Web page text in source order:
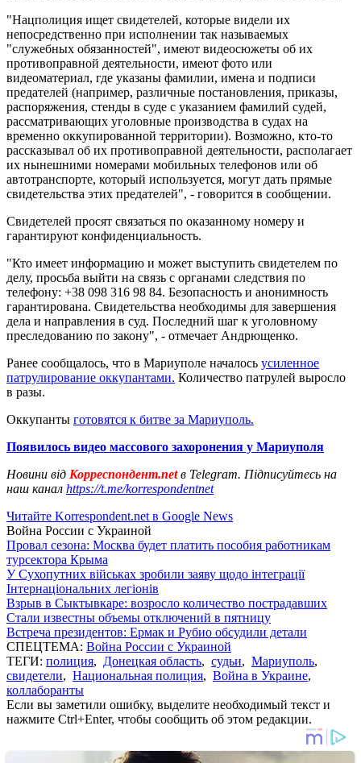
"Нацполиция ищет свидетелей, которые видели их
непосредственно при исполнении так называемых
"служебных обязанностей", имеют видеосюжеты об их
противоправной деятельности, имеют фото или
видеоматериал, где указаны фамилии, имена и подписи
предателей (например, различные постановления, приказы,
распоряжения, стенды в суде с указанием фамилий судей,
рассматривающих уголовные производства в судах на
временно оккупированной территории). Возможно, кто-то
рассказывал об их противоправной деятельности, располагает
их нынешними номерами мобильных телефонов или об
автотранспорте, который используется, могут дать прямые
свидетельства этих предателей", - говорится в сообщении.
Свидетелей просят связаться по оказанному номеру и
гарантируют конфиденциальность.
"Кто имеет информацию и может выступить свидетелем по
делу, просьба выйти на связь с органами следствия по
телефону: +38 098 316 98 84. Безопасность и анонимность
гарантирована. Свидетельства необходимы для завершения
дела и направления в суд. Последний шаг к уголовному
преследованию по закону", - отмечает Андрющенко.
Ранее сообщалось, что в Мариуполе началось усиленное
патрулирование оккупантами. Количество патрулей выросло
в разы.
Оккупанты готовятся к битве за Мариуполь.
Появилось видео массового захоронения у Мариуполя
Новини від Корреспондент.netв Telegram. Підписуйтесь на
наш канал https://t.me/korrespondentnet
Читайте Korrespondent.net в Google News
Война России с Украиной
Провал сезона: Москва будет платить пособия работникам
турсектора Крыма
У Сухопутних військах зробили заяву щодо інтеграції
Інтернаціональних легіонів
Взрыв в Сыктывкаре: возросло количество пострадавших
Стали известны объемы отключений в пятницу
Встреча президентов: Ермак и Рубио обсудили детали
СПЕЦТЕМА: Война России с Украиной
ТЕГИ: полиция, Донецкая область, судьи, Мариуполь,
свидетели, Национальная полиция, Война в Украине,
коллаборанты
Если вы заметили ошибку, выделите необходимый текст и
нажмите Ctrl+Enter, чтобы сообщить об этом редакции.